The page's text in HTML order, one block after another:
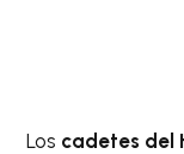
Los cadetes del